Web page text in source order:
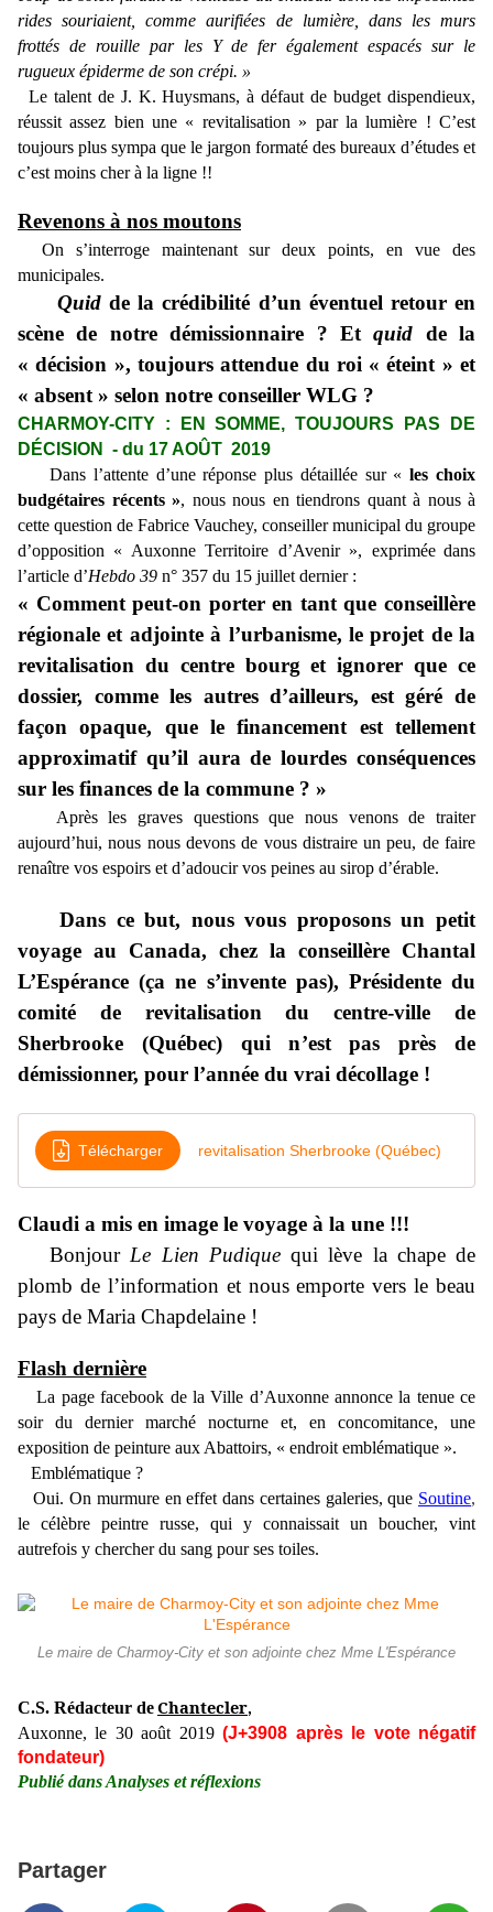
rides souriaient, comme aurifiées de lumière, dans les murs
frottés de rouille par les Y de fer également espacés sur le
rugueux épiderme de son crépi. »
Le talent de J. K. Huysmans, à défaut de budget dispendieux,
réussit assez bien une « revitalisation » par la lumière ! C’est
toujours plus sympa que le jargon formaté des bureaux d’études et
c’est moins cher à la ligne !!
Revenons à nos moutons
On s’interroge maintenant sur deux points, en vue des
municipales.
Quid de la crédibilité d’un éventuel retour en
scène de notre démissionnaire ? Etquid de la
« décision », toujours attendue du roi « éteint » et
« absent » selon notre conseiller WLG ?
CHARMOY-CITY : EN SOMME, TOUJOURS PAS DE
DÉCISION - du 17 AOÛT 2019
Dans l’attente d’une réponse plus détaillée sur «les choix
budgétaires récents », nous nous en tiendrons quant à nous à
cette question de Fabrice Vauchey, conseiller municipal du groupe
d’opposition « Auxonne Territoire d’Avenir », exprimée dans
l’article d’Hebdo 39 n° 357 du 15 juillet dernier :
« Comment peut-on porter en tant que conseillère
régionale et adjointe à l’urbanisme, le projet de la
revitalisation du centre bourg et ignorer que ce
dossier, comme les autres d’ailleurs, est géré de
façon opaque, que le financement est tellement
approximatif qu’il aura de lourdes conséquences
sur les finances de la commune ? »
Après les graves questions que nous venons de traiter
aujourd’hui, nous nous devons de vous distraire un peu, de faire
renaître vos espoirs et d’adoucir vos peines au sirop d’érable.
Dans ce but, nous vous proposons un petit
voyage au Canada, chez la conseillère Chantal
L’Espérance (ça ne s’invente pas), Présidente du
comité de revitalisation du centre-ville de
Sherbrooke (Québec) qui n’est pas près de
démissionner, pour l’année du vrai décollage !
Télécharger revitalisation Sherbrooke (Québec)
Claudi a mis en image le voyage à la une !!!
Bonjour Le Lien Pudiquequi lève la chape de
plomb de l’information et nous emporte vers le beau
pays de Maria Chapdelaine !
Flash dernière
La page facebook de la Ville d’Auxonne annonce la tenue ce
soir du dernier marché nocturne et, en concomitance, une
exposition de peinture aux Abattoirs, « endroit emblématique ».
Emblématique ?
Oui. On murmure en effet dans certaines galeries, que Soutine,
le célèbre peintre russe, qui y connaissait un boucher, vint
autrefois y chercher du sang pour ses toiles.
Le maire de Charmoy-City et son adjointe chez Mme L'Espérance
C.S. Rédacteur deChantecler,
Auxonne, le 30 août 2019 (J+3908 après le vote négatif
fondateur)
Publié dans Analyses et réflexions
Partager